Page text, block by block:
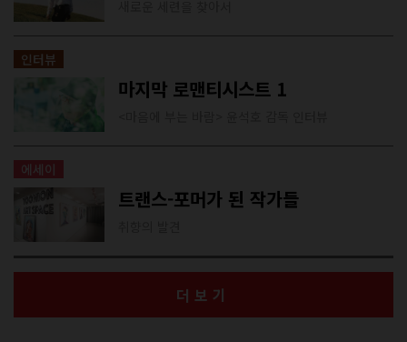
인터뷰
마지막 로맨티시스트 1
에세이
트랜스-포머가 된 작가들
더보기